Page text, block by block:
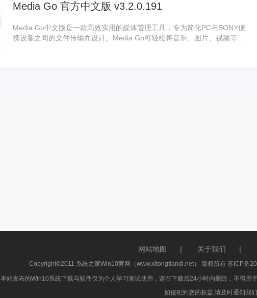
Media Go 官方中文版 v3.2.0.191
Media Go中文版是一款高效实用的媒体管理工具，专为简化PC与SONY便
携设备之间的文件传输而设计。Media Go可轻松将音乐、图片、视频等媒
网站地图 | 关于我们 |
Copyright©2011 系统之家Win10官网（www.xitongtiandi.net） 版权所有 苏ICP备
本站发布的Win10系统下载与软件仅为个人学习测试使用，请在下载后24小时内删除，不得用
如侵犯到您的权益,请及时通知我